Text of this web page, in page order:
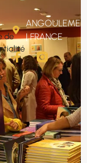
de
ANGOULEME
| FRANCE
F
a
c
e
b
o
o
k
-
f